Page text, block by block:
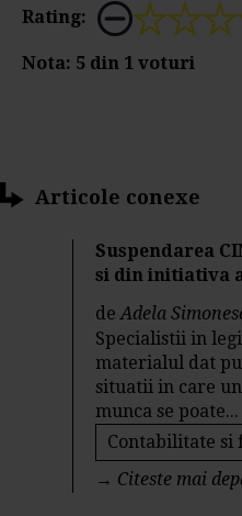
Rating:
Nota: 5 din 1 voturi
Articole conexe
Suspendarea
si din initiativa
deAdela
Specialistii in
materialul dat
situatii in care
munca se poate...
Contabilitate si
→ Citeste mai